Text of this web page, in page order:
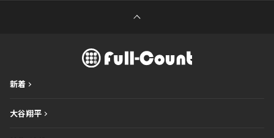
新着
大谷翔平